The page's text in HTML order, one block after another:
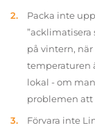
Packa inte
på vintern,
temperaturen
lokal - om
problemen att
Förvara inte